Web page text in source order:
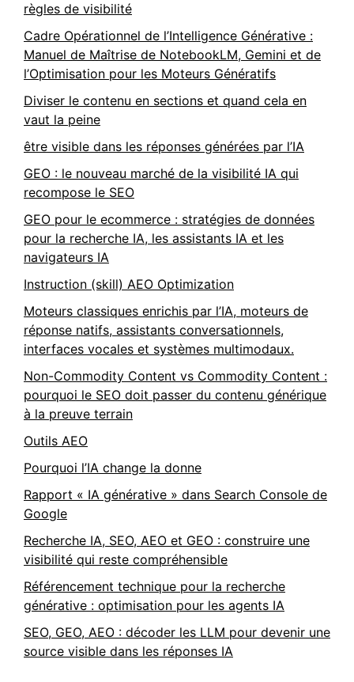
règles de visibilité
Cadre Opérationnel de l’Intelligence Générative :
Manuel de Maîtrise de NotebookLM, Gemini et de
l’Optimisation pour les Moteurs Génératifs
Diviser le contenu en sections et quand cela en
vaut la peine
être visible dans les réponses générées par l’IA
GEO : le nouveau marché de la visibilité IA qui
recompose le SEO
GEO pour le ecommerce : stratégies de données
pour la recherche IA, les assistants IA et les
navigateurs IA
Instruction (skill) AEO Optimization
Moteurs classiques enrichis par l’IA, moteurs de
réponse natifs, assistants conversationnels,
interfaces vocales et systèmes multimodaux.
Non-Commodity Content vs Commodity Content :
pourquoi le SEO doit passer du contenu générique
à la preuve terrain
Outils AEO
Pourquoi l’IA change la donne
Rapport « IA générative » dans Search Console de
Google
Recherche IA, SEO, AEO et GEO : construire une
visibilité qui reste compréhensible
Référencement technique pour la recherche
générative : optimisation pour les agents IA
SEO, GEO, AEO : décoder les LLM pour devenir une
source visible dans les réponses IA